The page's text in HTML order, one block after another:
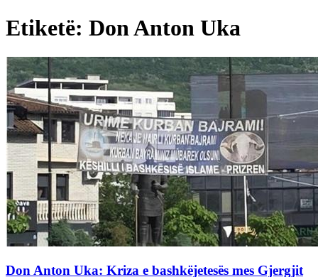
Etiketë: Don Anton Uka
Don Anton Uka: Kriza e bashkëjetesës mes Gjergjit